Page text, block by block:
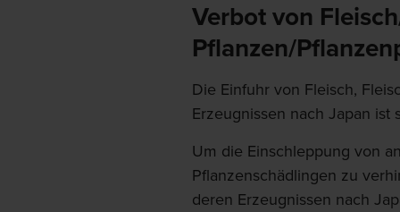
Verbot von
Pflanzen/
Die Einfuhr von Fleisch,
Erzeugnissen nach Japan ist
Um die Einschleppung von
Pflanzenschädlingen zu
deren Erzeugnissen nach